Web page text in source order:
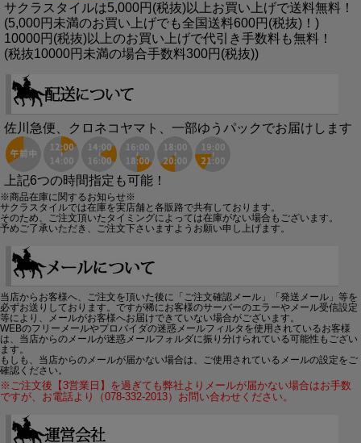
サクラスタイルは5,000円(税抜)以上お買い上げで送料無料！
(5,000円未満のお買い上げでも全国送料600円(税抜)！)
10000円(税抜)以上のお買い上げで代引き手数料も無料！
(税抜10000円未満の場合手数料300円(税抜))
佐川急便、クロネコヤマト、一部ゆうパックでお届けします
上記6つの時間指定も可能！
※商品在庫に関するお知らせ※
サクラスタイルでは在庫を実店舗と各販路で共有しております。
そのため、ご注文頂いたタイミングによっては在庫がない場合もございます。
予めご了承いただき、ご注文下さいますようお願い申し上げます。
当店からお客様へ、ご注文を頂いた後に「ご注文確認メール」「発送メール」等を
必ずお送りしております。ですが稀にお客様のサーバーのエラーやメール受信設定
等により、メールがお客様へお届けできていない場合がございます。
WEBのフリーメールやプロバイダの迷惑メールフィルタを使用されているお客様
は、当店からのメールが迷惑メールフォルダに振り分けられている可能性もござい
ます。
もしも、当店からのメールが届かない場合は、ご使用されているメールの設定をご
確認ください。
※ご注文後【3営業日】を過ぎても弊社よりメールが届かない場合はお手数
ですが、お電話より（078-332-2013）お問い合わせください。